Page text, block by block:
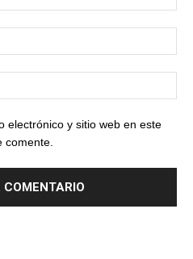
electrónico y sitio web en este
comente.